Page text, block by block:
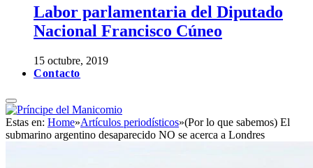
Labor parlamentaria del Diputado
Nacional Francisco Cúneo
15 octubre, 2019
Contacto
Estas en: Home»Artículos periodísticos»(Por lo que sabemos) El
submarino argentino desaparecido NO se acerca a Londres